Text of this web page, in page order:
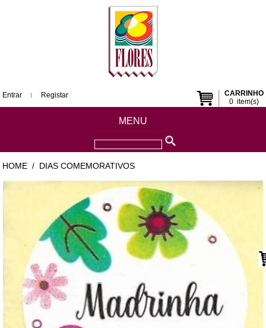
CARRINHO
0item(s)
Entrar Registar
MENU
HOME / DIAS COMEMORATIVOS